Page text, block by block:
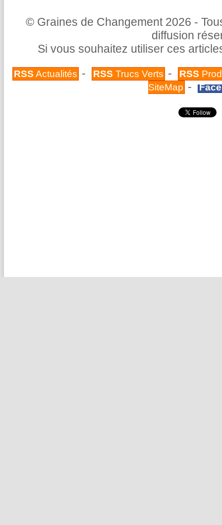
© Graines de Changement 2026 -
diffusion
Si vous souhaitez utiliser ces
RSS Actualités - RSS Trucs Verts - RSS
SiteMap -